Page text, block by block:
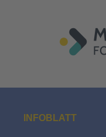
INFOBLATT